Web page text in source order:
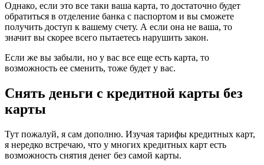
Однако, если это все таки ваша карта, то достаточно будет
обратиться в отделение банка с паспортом и вы сможете
получить доступ к вашему счету. А если она не ваша, то
значит вы скорее всего пытаетесь нарушить закон.
Если же вы забыли, но у вас все еще есть карта, то
возможность ее сменить, тоже будет у вас.
Снять деньги с кредитной карты без
карты
Тут пожалуй, я сам дополню. Изучая тарифы кредитных карт,
я нередко встречаю, что у многих кредитных карт есть
возможность снятия денег без самой карты.